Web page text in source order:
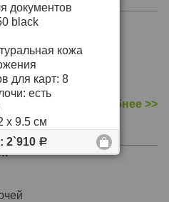
на молнии
подробнее >>
документов
black
кожа
для карт: 8
есть
x 9.5 см
2`910 Р